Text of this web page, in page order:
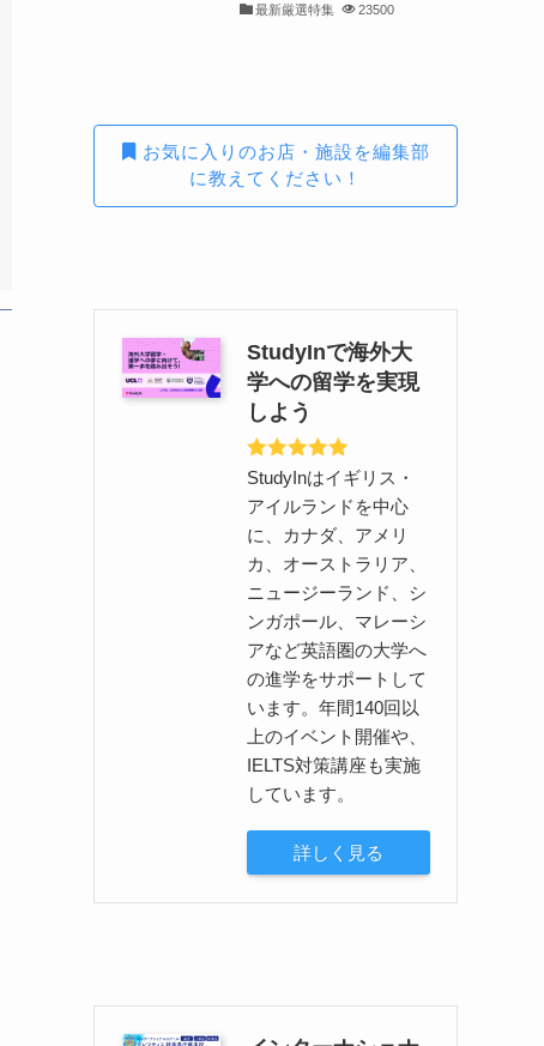
最新厳選特集 23500
お気に入りのお店・施設を編集部
に教えてください！
StudyInで海外大
学への留学を実現
しよう
StudyInはイギリス・
アイルランドを中心
に、カナダ、アメリ
カ、オーストラリア、
ニュージーランド、シ
ンガポール、マレーシ
アなど英語圏の大学へ
の進学をサポートして
います。年間140回以
上のイベント開催や、
IELTS対策講座も実施
しています。
詳しく見る